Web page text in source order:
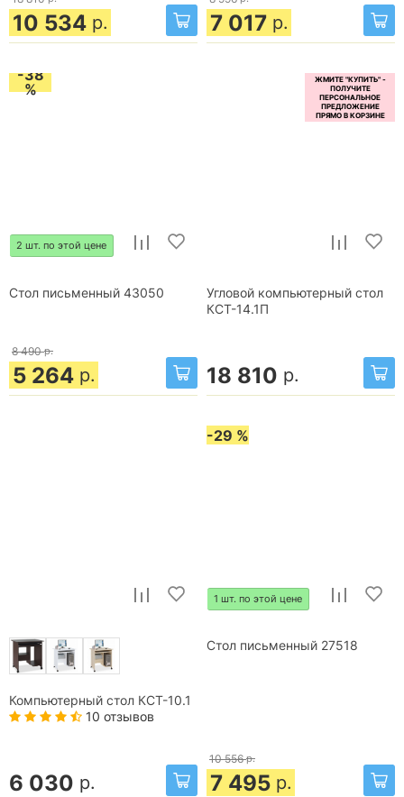
10 534 р. 7 017 р.
-38
%
2 шт. по этой цене
Стол письменный 43050
8 490 р.
5 264 р.
Угловой компьютерный стол
КСТ-14.1П
18 810 р.
Компьютерный стол КСТ-10.1
10 отзывов
6 030 р.
-29 %
1 шт. по этой цене
Стол письменный 27518
10 556 р.
7 495 р.